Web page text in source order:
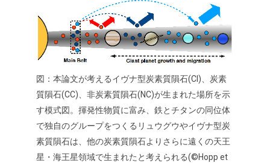
図：本論文が考えるイヴナ型炭素質隕石(CI)、炭素
質隕石(CC)、非炭素質隕石(NC)が生まれた場所を示
す模式図。揮発性物質に富み、鉄とチタンの同位体
で独自のグループをつくるリュウグウやイヴナ型炭
素質隕石は、他の炭素質隕石よりさらに遠くの天王
星・海王星領域で生まれたと考えられる(©Hopp et